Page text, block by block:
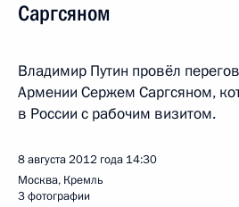
Саргсяном
Владимир Путин провёл
Армении Сержем Саргсяном,
в России с рабочим визитом.
8 августа 2012 года 14:30
Москва, Кремль
3 фотографии